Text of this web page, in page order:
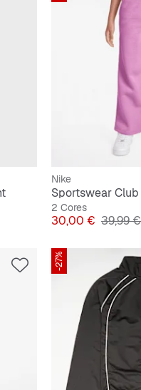
Nike
2 Cores
Preço
30,00 € Preço
39,99 €
-27%